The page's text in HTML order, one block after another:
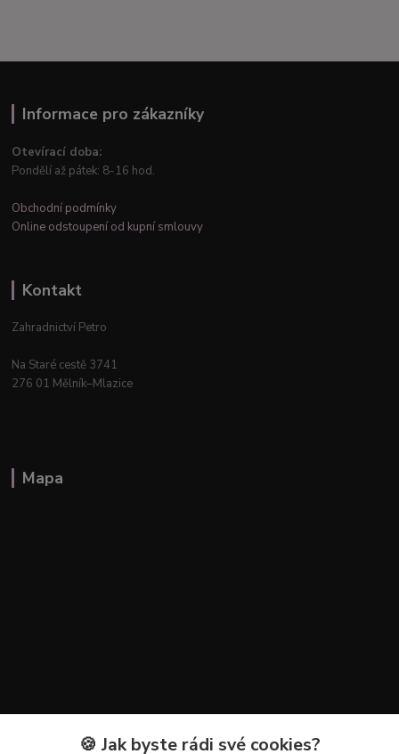
Informace pro zákazníky
Otevírací doba:
Pondělí až pátek: 8-16 hod.
Obchodní podmínky
Online odstoupení od kupní smlouvy
Kontakt
Zahradnictví Petro
Na Staré cestě 3741
276 01 Mělník–Mlazice
Mapa
Kontakty🍪 Jak byste rádi své cookies?